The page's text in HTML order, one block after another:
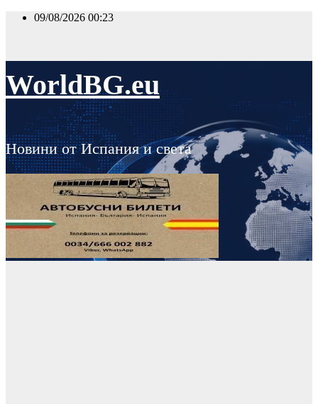
Skip
09/08/2026 00:23
WorldBG.eu
Новини от Испания и света